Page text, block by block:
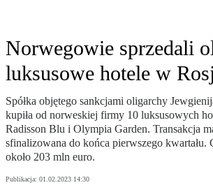
Norwegowie sprzedali
luksusowe hotele w
Spółka objętego sankcjami oligarchy
kupiła od norweskiej firmy 10 luksusowych
Radisson Blu i Olympia Garden. Transakcja
sfinalizowana do końca pierwszego kwartału.
około 203 mln euro.
Publikacja: 01.02.2023 14:30